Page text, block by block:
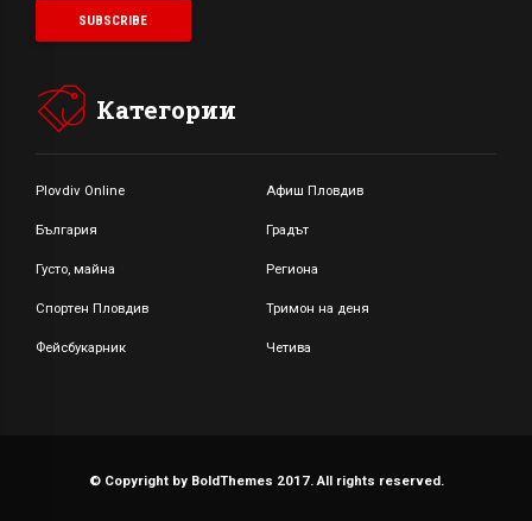
Категории
Plovdiv Online Афиш Пловдив
България Градът
Густо, майна Региона
Спортен Пловдив Тримон на деня
Фейсбукарник Четива
© Copyright by BoldThemes 2017. All rights reserved.